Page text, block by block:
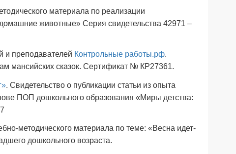
материала по реализации
животные» Серия свидетельства 42971 –
и преподавателей Контрольные работы.рф.
мансийских сказок. Сертификат № КР27361.
. Свидетельство о публикации статьи из опыта
ПОП дошкольного образования «Миры детства:
методического материала по теме: «Весна идет-
дошкольного возраста.